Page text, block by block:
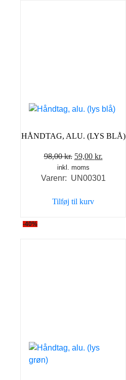
HÅNDTAG, ALU. (LYS BLÅ)
98,00kr. Den
oprindelige
pris
98,00 kr..
59,00 kr.
pris
inkl. moms
Varenr: UN00301
Tilføj til kurv
-40%